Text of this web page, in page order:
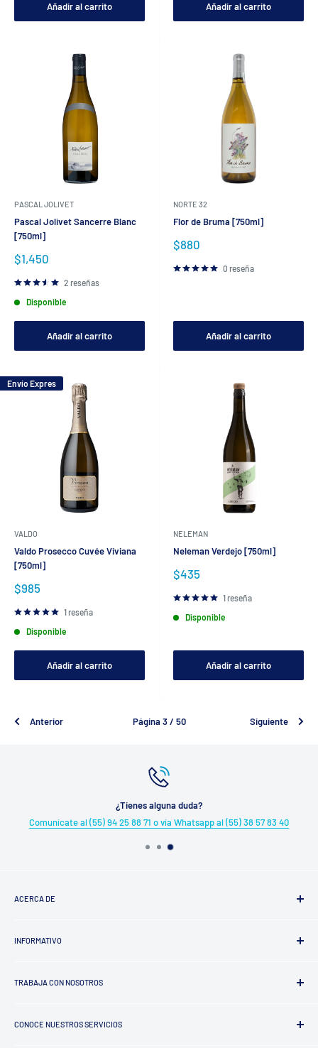
Añadir al carrito Añadir al carrito
PASCAL JOLIVET
Pascal Jolivet Sancerre Blanc
[750ml]
Precio
venta
$1,450
2 reseñas
Disponible
Añadir al carrito
NORTE 32
Flor de Bruma [750ml]
Precio
venta
$880
0 reseña
Añadir al carrito
Envío Expres
VALDO
Valdo Prosecco Cuvée Viviana
[750ml]
Precio
venta
$985
1 reseña
Disponible
Añadir al carrito
NELEMAN
Neleman Verdejo [750ml]
Precio
venta
$435
1 reseña
Disponible
Añadir al carrito
Anterior Página 3 / 50 Siguiente
¿Tienes alguna duda?
Comunícate al (55) 94 25 88 71 o vía Whatsapp al (55) 38 57 83 40
ACERCA DE
Trayectoria
INFORMATIVO
Aviso de Privacidad
Política de Reembolso
TRABAJA CON NOSOTROS
CONOCE NUESTROS SERVICIOS